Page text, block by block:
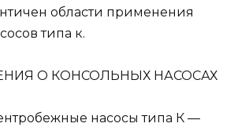
области применения
типа к.
О КОНСОЛЬНЫХ НАСОСАХ
насосы типа К —